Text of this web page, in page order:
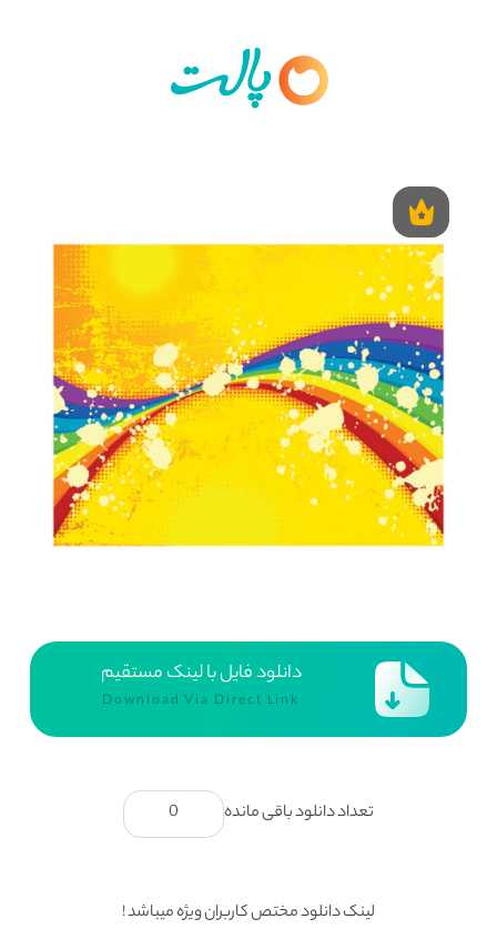
دانلود فایل با لینک مستقیم
Download Via Direct Link
تعداد دانلود باقی مانده 0
لینک دانلود مختص کاربران ویژه میباشد !